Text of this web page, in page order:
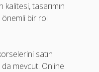
kalitesi, tasarımın
önemli bir rol
satın
mevcut. Online